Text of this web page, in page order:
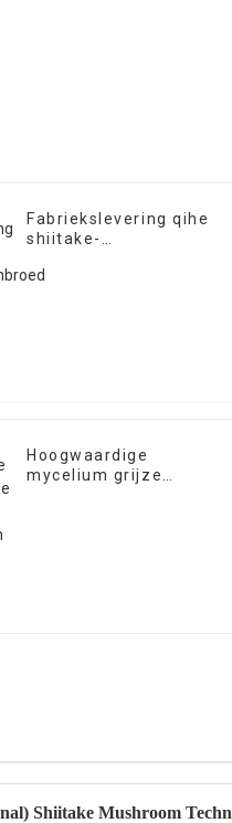
Fabriekslevering qihe
shiitake-
Hoogwaardige
mycelium grijze